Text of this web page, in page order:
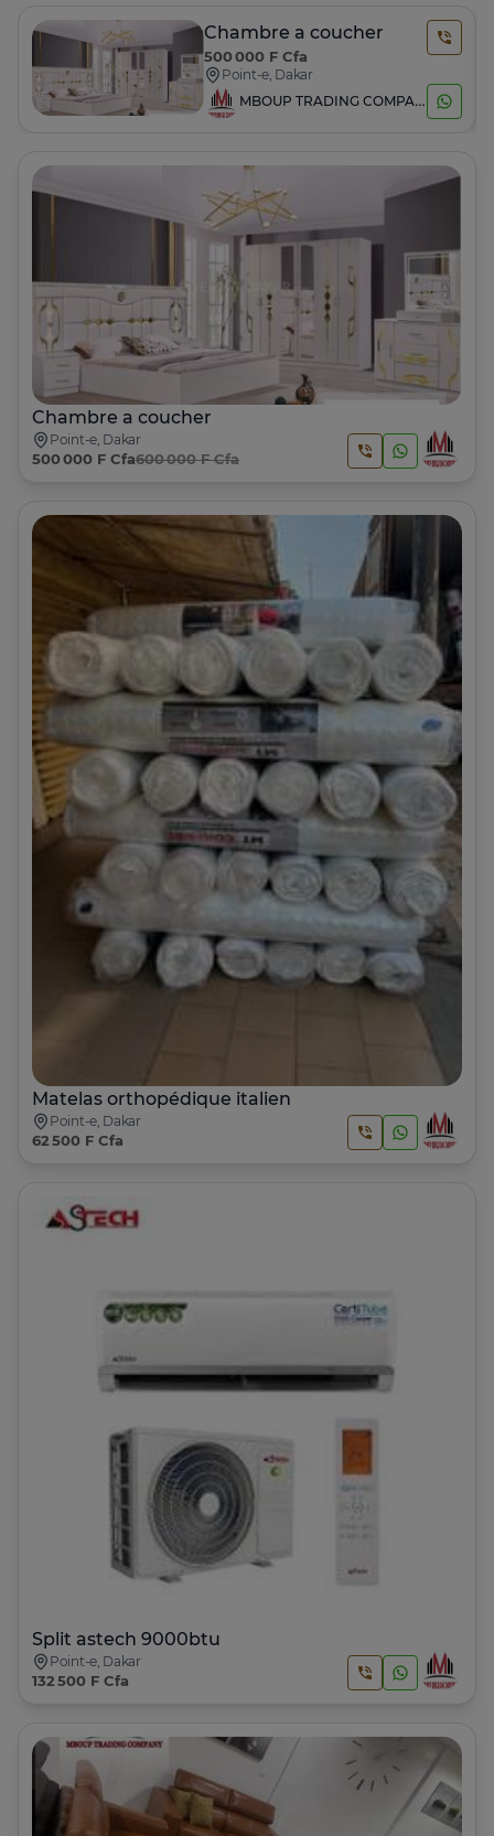
Chambre a coucher
500 000 F Cfa
Point-e, Dakar
MBOUP TRADING COMPAGNY
Chambre a coucher
Point-e, Dakar
500 000 F Cfa600 000 F Cfa
Matelas orthopédique italien
Point-e, Dakar
62 500 F Cfa
Split astech 9000btu
Point-e, Dakar
132 500 F Cfa